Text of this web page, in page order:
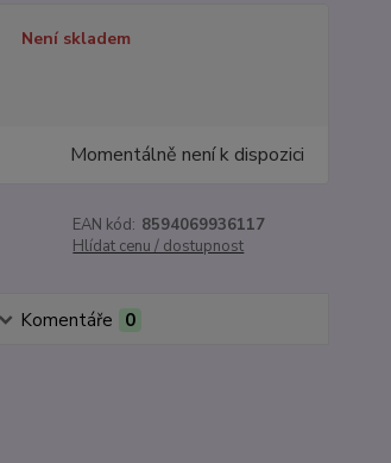
Není skladem
Momentálně není k dispozici
EAN kód: 8594069936117
Hlídat cenu / dostupnost
Komentáře 0